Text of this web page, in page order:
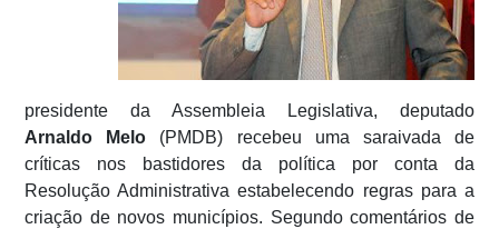
presidente da Assembleia Legislativa, deputado
Arnaldo Melo (PMDB) recebeu uma saraivada de
críticas nos bastidores da política por conta da
Resolução Administrativa estabelecendo regras para a
criação de novos municípios. Segundo comentários de